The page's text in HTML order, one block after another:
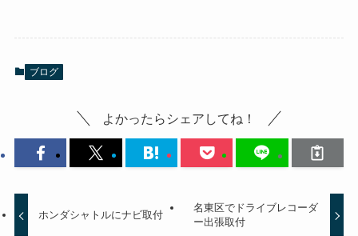
ブログ
よかったらシェアしてね！
ホンダシャトルにナビ取付
名東区でドライブレコーダ
ー出張取付